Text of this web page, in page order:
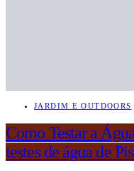
JARDIM E OUTDOORS
Como Testar a
testes de água de